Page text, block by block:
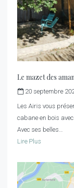
Le mazet des
20 septembre
Les Airis vous
cabane en bois
Avec ses belles…
Lire Plus